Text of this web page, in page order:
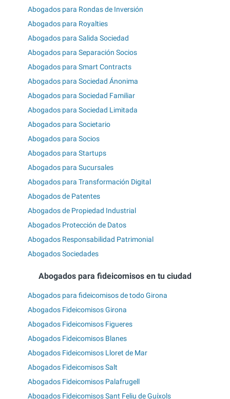
Abogados para Rondas de Inversión
Abogados para Royalties
Abogados para Salida Sociedad
Abogados para Separación Socios
Abogados para Smart Contracts
Abogados para Sociedad Ánonima
Abogados para Sociedad Familiar
Abogados para Sociedad Limitada
Abogados para Societario
Abogados para Socios
Abogados para Startups
Abogados para Sucursales
Abogados para Transformación Digital
Abogados de Patentes
Abogados de Propiedad Industrial
Abogados Protección de Datos
Abogados Responsabilidad Patrimonial
Abogados Sociedades
Abogados para fideicomisos en tu ciudad
Abogados para fideicomisos de todo Girona
Abogados Fideicomisos Girona
Abogados Fideicomisos Figueres
Abogados Fideicomisos Blanes
Abogados Fideicomisos Lloret de Mar
Abogados Fideicomisos Salt
Abogados Fideicomisos Palafrugell
Abogados Fideicomisos Sant Feliu de Guíxols